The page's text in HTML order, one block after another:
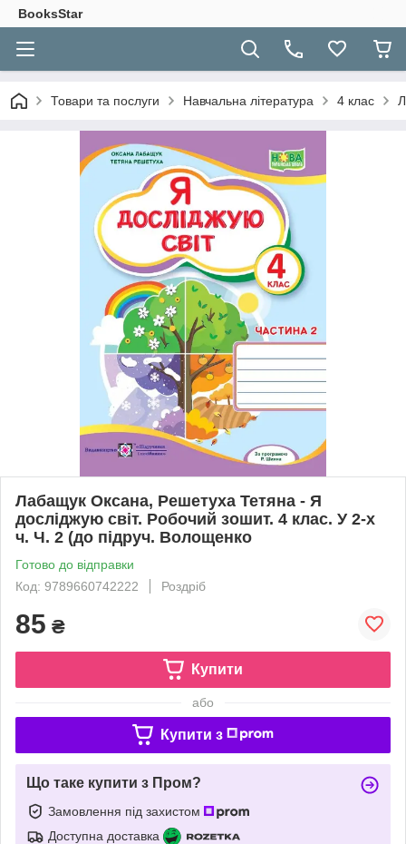
BooksStar
Товари та послуги Навчальна література 4 клас
Лабащук Оксана, Решетуха Тетяна - Я
досліджую світ. Робочий зошит. 4 клас. У 2-х
ч. Ч. 2 (до підруч. Волощенко
Готово до відправки
Код: 9789660742222
Роздріб
85 ₴
Купити
або
Купити з
Що таке купити з Пром?
Замовлення під захистом
Доступна доставка